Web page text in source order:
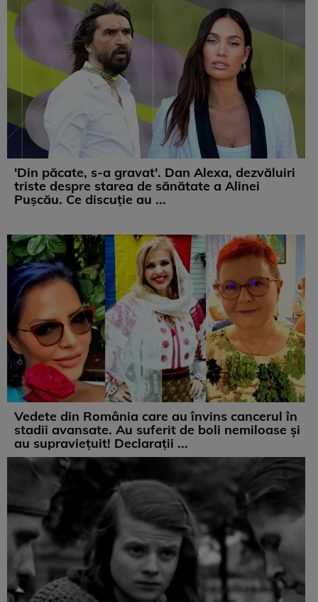
'Din păcate, s-a gravat'. Dan Alexa, dezvăluiri
triste despre starea de sănătate a Alinei
Pușcău. Ce discuție au ...
Vedete din România care au învins cancerul în
stadii avansate. Au suferit de boli nemiloase şi
au supravieţuit! Declarații ...